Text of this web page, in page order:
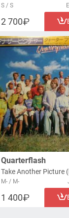
S / S
2 700
Quarterflash
Take Another Picture
M- / M-
1 400